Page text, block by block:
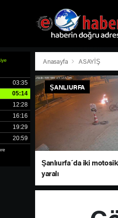
Anasayfa ASAYİŞ
ŞANLIURFA
Şanlıurfa´da iki
yaralı